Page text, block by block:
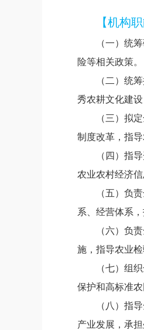
【机构职
（一） 统
险等相关政策。
（二） 统
秀农耕文化建
（三） 拟
制度改革，指
（四） 指
农业农村经济
（五） 负
系、经营体系
（六） 负
施，指导农业检
（七） 组
保护和高标准农
（八） 指
产业发展，承